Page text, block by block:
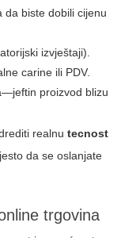
da biste dobili cijenu
izvještaji).
carine ili PDV.
proizvod blizu
realnu tecnost
da se oslanjate
trgovina